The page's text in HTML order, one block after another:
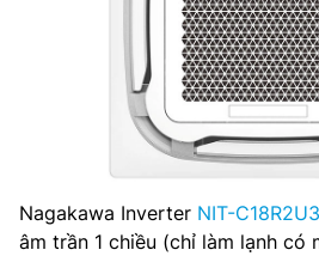
Nagakawa Inverter NIT-
âm trần 1 chiều (chỉ làm lạnh có